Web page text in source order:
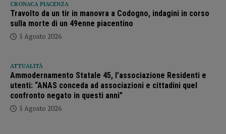
CRONACA PIACENZA
Travolto da un tir in manovra a Codogno, indagini in corso
sulla morte di un 49enne piacentino
5 Agosto 2026
ATTUALITÀ
Ammodernamento Statale 45, l’associazione Residenti e
utenti: “ANAS conceda ad associazioni e cittadini quel
confronto negato in questi anni”
5 Agosto 2026